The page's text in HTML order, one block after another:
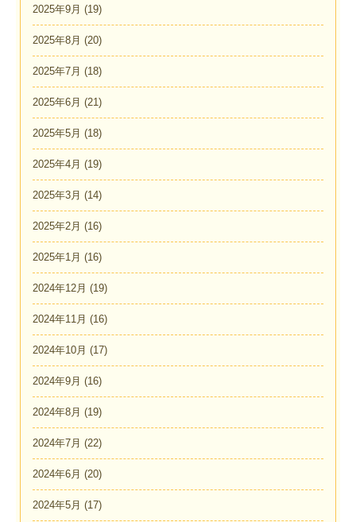
2025年9月 (19)
2025年8月 (20)
2025年7月 (18)
2025年6月 (21)
2025年5月 (18)
2025年4月 (19)
2025年3月 (14)
2025年2月 (16)
2025年1月 (16)
2024年12月 (19)
2024年11月 (16)
2024年10月 (17)
2024年9月 (16)
2024年8月 (19)
2024年7月 (22)
2024年6月 (20)
2024年5月 (17)